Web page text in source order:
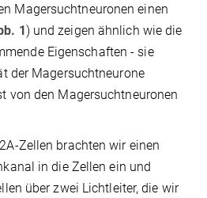
Magersuchtneuronen einen
1) und zeigen ähnlich wie die
Eigenschaften - sie
der Magersuchtneurone
von den Magersuchtneuronen
Zellen brachten wir einen
in die Zellen ein und
über zwei Lichtleiter, die wir